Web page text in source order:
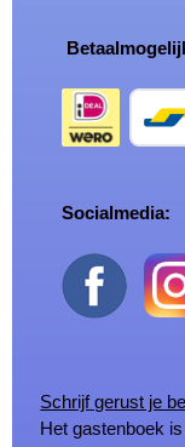
Socialmedia:
Schrijf gerust je
Het gastenboek